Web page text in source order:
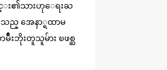
မင္း၏သားဟုေရးႀ
ည္ အေနာ္ရထာမ
ဘိုးတူသူမ်ား ၿဖစ္ႀ